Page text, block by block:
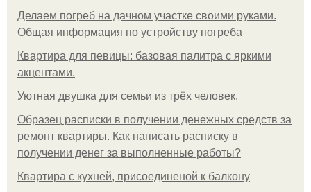
Делаем погреб на дачном участке своими руками.
Общая информация по устройству погреба
Квартира для певицы: базовая палитра с яркими
акцентами.
Уютная двушка для семьи из трёх человек.
Образец расписки в получении денежных средств за
ремонт квартиры. Как написать расписку в
получении денег за выполненные работы?
Квартира с кухней, присоединеной к балкону